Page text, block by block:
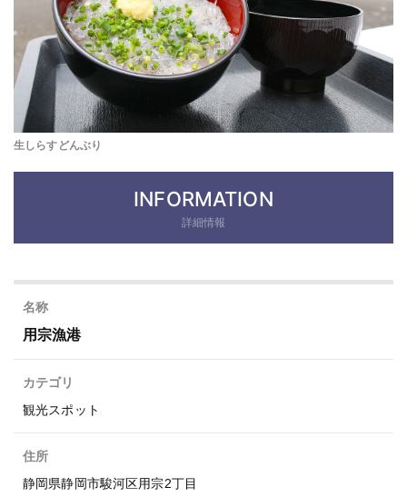
生しらすどんぶり
INFORMATION
詳細情報
名称
用宗漁港
カテゴリ
観光スポット
住所
静岡県静岡市駿河区用宗2丁目